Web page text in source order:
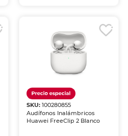
SKU: 100280855
Audífonos Inalámbricos
Huawei FreeClip 2 Blanco